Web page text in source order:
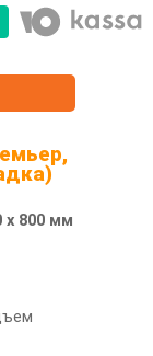
х 800 мм